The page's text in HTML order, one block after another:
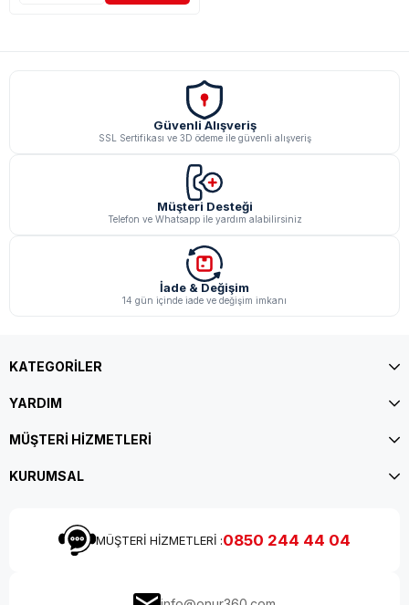
Güvenli Alışveriş
SSL Sertifikası ve 3D ödeme ile güvenli alışveriş
Müşteri Desteği
Telefon ve Whatsapp ile yardım alabilirsiniz
İade & Değişim
14 gün içinde iade ve değişim imkanı
KATEGORİLER
YARDIM
MÜŞTERİ HİZMETLERİ
KURUMSAL
MÜŞTERİ HİZMETLERİ :0850 244 44 04